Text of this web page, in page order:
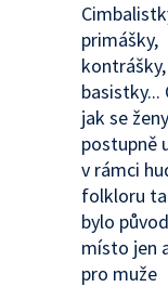
primášky,
kontrášky,
basistky...
jak se ženy
postupně
v rámci
folkloru
bylo
místo jen
pro muže